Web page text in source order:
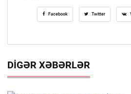
Facebook Twitter
DIGƏR XƏBƏRLƏR